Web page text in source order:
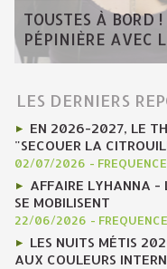
TOUSTES À BORD
PÉPINIÈRE AVEC
LES DERNIERS
EN 2026-2027, LE
"SECOUER LA
02/07/2026 -
AFFAIRE LYHANNA -
SE MOBILISENT
22/06/2026 -
LES NUITS MÉTIS
AUX COULEURS